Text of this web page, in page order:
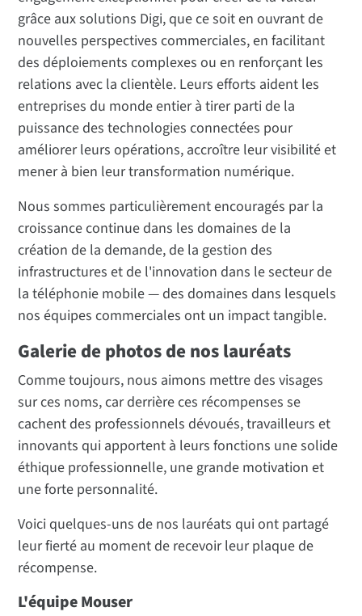
grâce aux solutions Digi, que ce soit en ouvrant de
nouvelles perspectives commerciales, en facilitant
des déploiements complexes ou en renforçant les
relations avec la clientèle. Leurs efforts aident les
entreprises du monde entier à tirer parti de la
puissance des technologies connectées pour
améliorer leurs opérations, accroître leur visibilité et
mener à bien leur transformation numérique.
Nous sommes particulièrement encouragés par la
croissance continue dans les domaines de la
création de la demande, de la gestion des
infrastructures et de l'innovation dans le secteur de
la téléphonie mobile — des domaines dans lesquels
nos équipes commerciales ont un impact tangible.
Galerie de photos de nos lauréats
Comme toujours, nous aimons mettre des visages
sur ces noms, car derrière ces récompenses se
cachent des professionnels dévoués, travailleurs et
innovants qui apportent à leurs fonctions une solide
éthique professionnelle, une grande motivation et
une forte personnalité.
Voici quelques-uns de nos lauréats qui ont partagé
leur fierté au moment de recevoir leur plaque de
récompense.
L'équipe Mouser